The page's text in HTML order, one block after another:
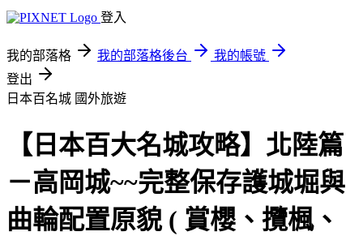
登入
我的部落格 我的部落格後台
我的帳號
登出
日本百名城 國外旅遊
【日本百大名城攻略】北陸篇
－高岡城~~完整保存護城堀與
曲輪配置原貌 ( 賞櫻、攬楓、